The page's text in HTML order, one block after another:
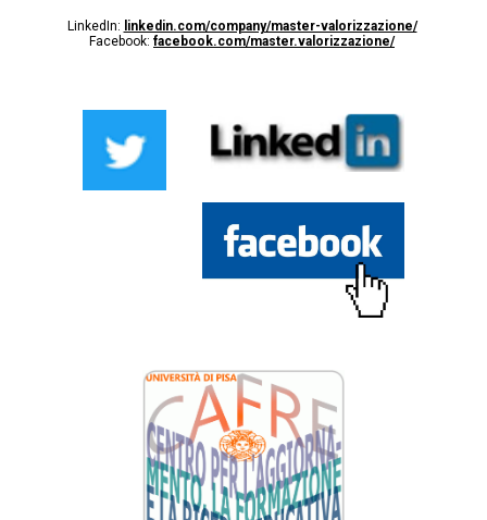
LinkedIn: linkedin.com/company/master-valorizzazione/
Facebook: facebook.com/master.valorizzazione/